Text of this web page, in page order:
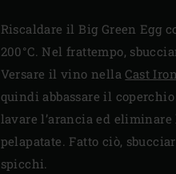
Riscaldare il Big Green Egg
200°C. Nel frattempo,
Versare il vino nella Cast
quindi abbassare il coperchio
lavare l’arancia ed
pelapatate. Fatto ciò,
spicchi.